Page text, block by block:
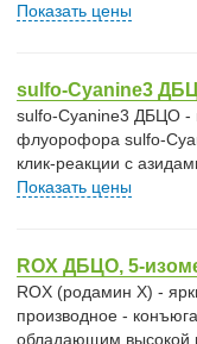
Показать цены
sulfo-Cyanine3
sulfo-Cyanine3 ДБЦО -
флуорофора sulfo-
клик-реакции с
Показать цены
ROX ДБЦО, 5-
ROX (родамин X) -
производное -
обладающим высокой